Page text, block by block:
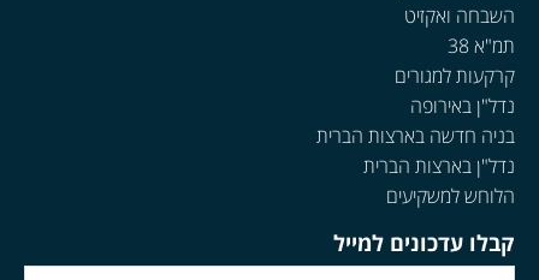
השבחה ואקזיט
תמ"א 38
קרקעות למגורים
נדל"ן באירופה
בניה חדשה בארצות הברית
נדל"ן בארצות הברית
הלוחש למשקיעים
קבלו עדכונים למייל